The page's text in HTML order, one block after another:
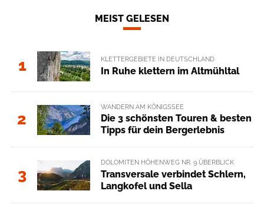
MEIST GELESEN
1 KLETTERGEBIETE IN DEUTSCHLAND
In Ruhe klettern im Altmühltal
2
WANDERN AM KÖNIGSSEE
Die 3 schönsten Touren & besten
Tipps für dein Bergerlebnis
3
DOLOMITEN HÖHENWEG NR. 9 ÜBERBLICK
Transversale verbindet Schlern,
Langkofel und Sella